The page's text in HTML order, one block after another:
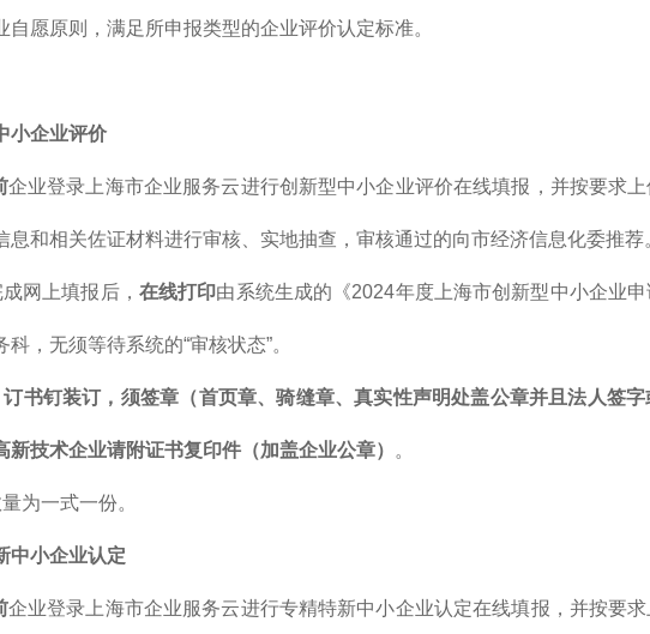
自愿原则，满足所申报类型的企业评价认定标准。
小企业评价
企业登录上海市企业服务云进行创新型中小企业评价在线填报，并按要求
息和相关佐证材料进行审核、实地抽查，审核通过的向市经济信息化委推荐
网上填报后， 在线打印由系统生成的《2024年度上海市创新型中小企业申
，无须等待系统的“审核状态”。
订书钉装订，须签章（首页章、骑缝章、真实性声明处盖公章并且法人签
新技术企业请附证书复印件（加盖企业公章） 。
为一式一份。
中小企业认定
企业登录上海市企业服务云进行专精特新中小企业认定在线填报，并按要